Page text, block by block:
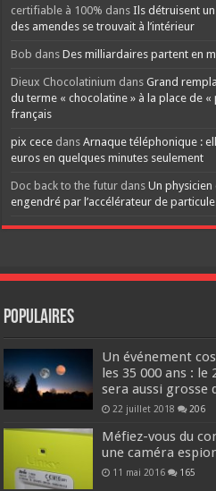
certifiable à 100% dansIls détruisent
des amendes se trouvait à l’intérieur
Bob dansDes milliardaires partent en
Dieux Chocolatinium dansGrand
du terme « chocolatine » à la place de
français
pix cece dansArnaque téléphonique :
euros en quelques minutes seulement
Doc back to the futur dansUn
engendré par l’accélérateur de
Populaires
Un événement
les 35 000 ans :
sera aussi grosse
22 juillet 2018 206
Méfiez-vous du
une caméra
11 mai 2016 165